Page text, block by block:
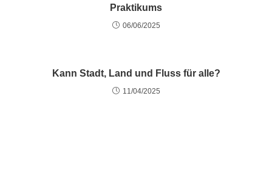
Praktikums
06/06/2025
Kann Stadt, Land und Fluss für alle?
11/04/2025